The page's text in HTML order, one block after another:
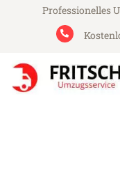
Professionelles